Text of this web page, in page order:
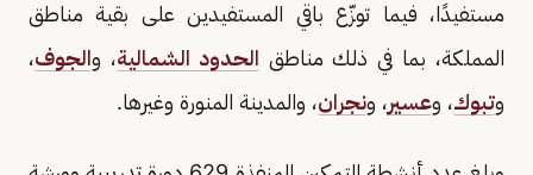
مستفيدًا، فيما توزّع باقي المستفيدين على بقية مناطق
المملكة، بما في ذلك مناطق الحدود الشمالية، والجوف،
وتبوك، وعسير، ونجران، والمدينة المنورة وغيرها.